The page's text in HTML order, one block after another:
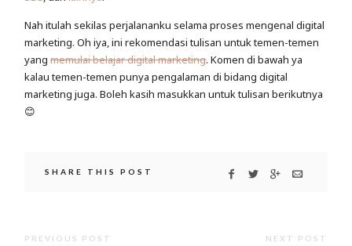
Nah itulah sekilas perjalananku selama proses mengenal digital
marketing. Oh iya, ini rekomendasi tulisan untuk temen-temen
yangmemulai belajar digital marketing. Komen di bawah ya
kalau temen-temen punya pengalaman di bidang digital
marketing juga. Boleh kasih masukkan untuk tulisan berikutnya
😊
SHARE THIS POST
PREVIOUS POST NEXT POST